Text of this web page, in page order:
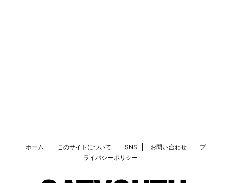
ホーム このサイトについて SNS お問い合わせ
プ
ライバシーポリシー